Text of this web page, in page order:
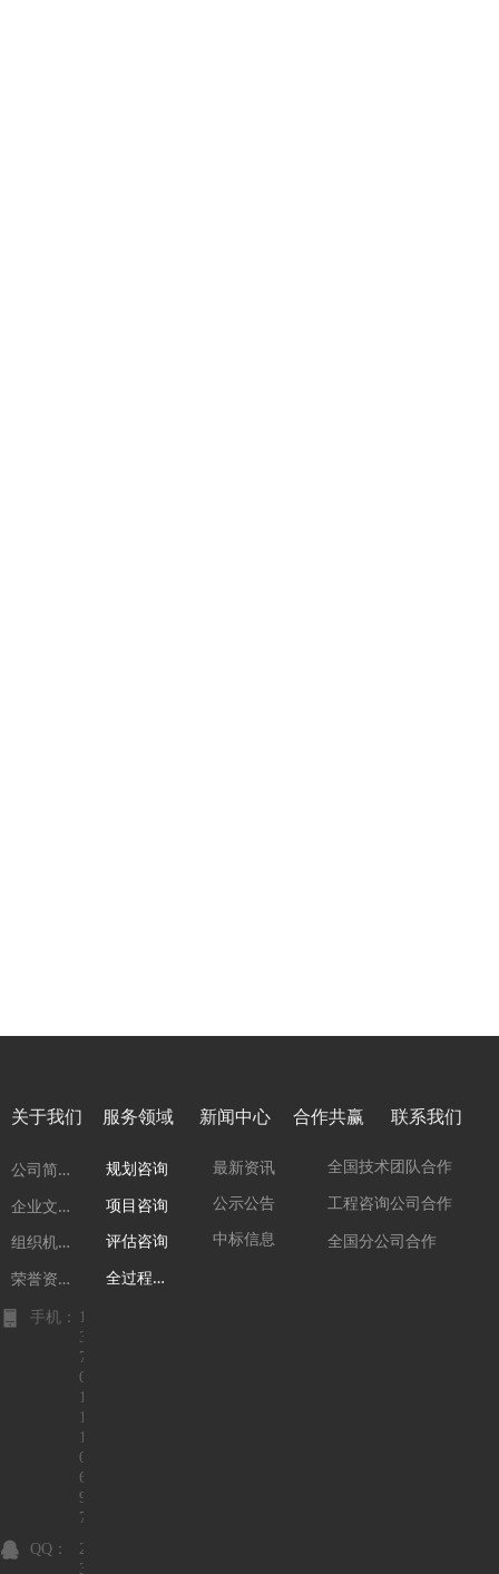
公
司简介
企
业文化
组
织机构
荣
誉资质
关于我们
规划咨询
项目咨询
评估咨询
全
过程咨询
服务领域
最新资讯
公示公告
中标信息
新闻中心
全国技术团队合作
工程咨询公司合作
全国分公司合作
合作共赢
手机：
1
3
7
0
1
1
1
0
6
9
7
QQ：
2
3
联系我们